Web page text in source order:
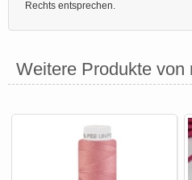
Rechts entsprechen.
Weitere Produkte von